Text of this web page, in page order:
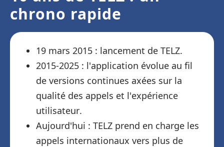
chrono rapide
19 mars 2015 : lancement de TELZ.
2015-2025 : l'application évolue au fil
de versions continues axées sur la
qualité des appels et l'expérience
utilisateur.
Aujourd'hui : TELZ prend en charge les
appels internationaux vers plus de